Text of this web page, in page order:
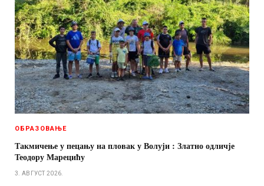
ОБРАЗОВАЊЕ
Такмичење у пецању на пловак у Волуји : Златно одличје
Теодору Марецићу
3. АВГУСТ 2026.